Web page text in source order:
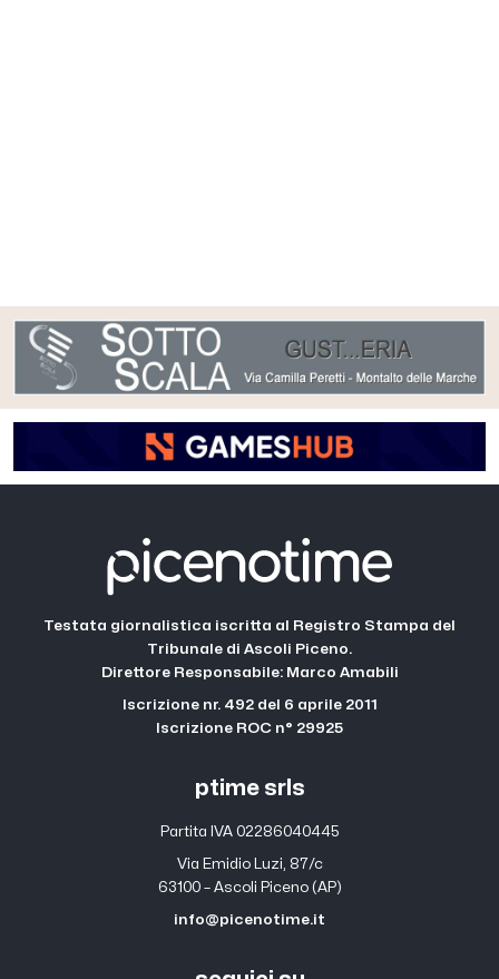
Testata giornalistica iscritta al Registro Stampa del
Tribunale di Ascoli Piceno.
Direttore Responsabile: Marco Amabili
Iscrizione nr. 492 del 6 aprile 2011
Iscrizione ROC n° 29925
ptime srls
Partita IVA 02286040445
Via Emidio Luzi, 87/c
63100 – Ascoli Piceno (AP)
info@picenotime.it